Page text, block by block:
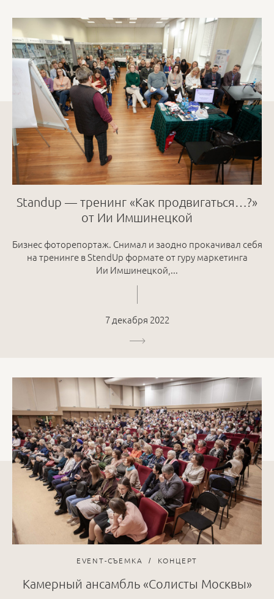
Standup — тренинг «Как продвигаться…?»
от Ии Имшинецкой
Бизнес фоторепортаж. Снимал и заодно прокачивал себя
на тренинге в StendUp формате от гуру маркетинга
Ии Имшинецкой,...
7 декабря 2022
EVENT-СЪЕМКА КОНЦЕРТ
Камерный ансамбль «Солисты Москвы»